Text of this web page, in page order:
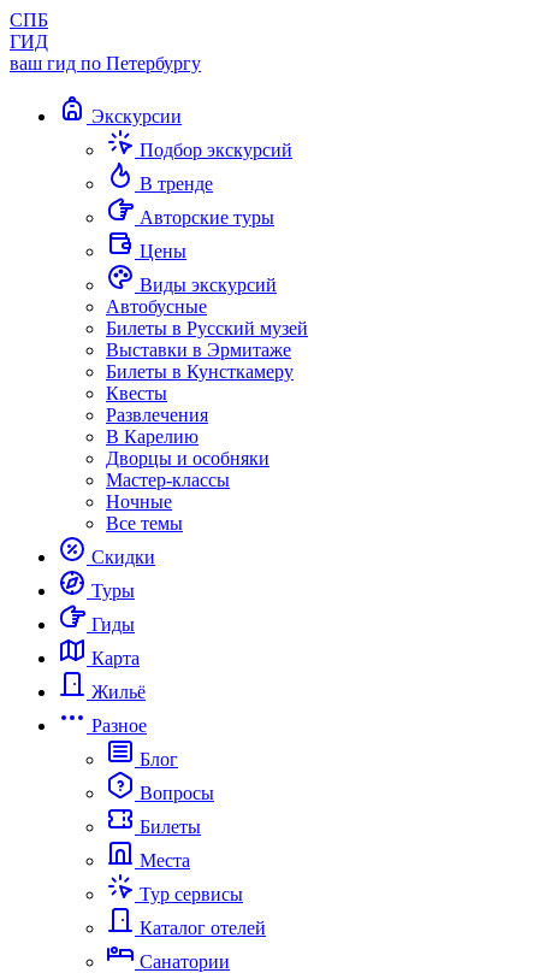
СПБ
ГИД
ваш гид по Петербургу
Экскурсии
Подбор экскурсий
В тренде
Авторские туры
Цены
Виды экскурсий
Автобусные
Билеты в Русский музей
Выставки в Эрмитаже
Билеты в Кунсткамеру
Квесты
Развлечения
В Карелию
Дворцы и особняки
Мастер-классы
Ночные
Все темы
Скидки
Туры
Гиды
Карта
Жильё
Разное
Блог
Вопросы
Билеты
Места
Тур сервисы
Каталог отелей
Санатории